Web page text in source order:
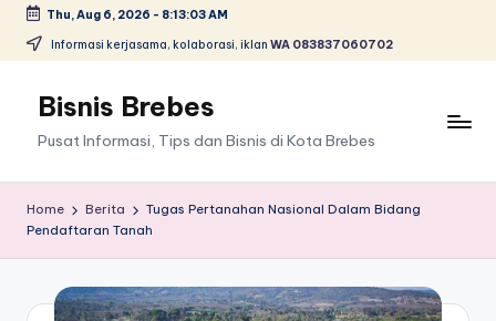
Skip
content
Thu, Aug 6, 2026 - 8:13:03 AM
Informasi kerjasama, kolaborasi, iklan WA 083837060702
Bisnis Brebes
Pusat Informasi, Tips dan Bisnis di Kota Brebes
Home Berita
Tugas Pertanahan Nasional Dalam Bidang
Pendaftaran Tanah